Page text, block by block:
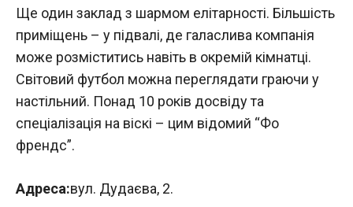
Ще один заклад з шармом елітарності. Більшість
приміщень – у підвалі, де галаслива компанія
може розміститись навіть в окремій кімнатці.
Світовий футбол можна переглядати граючи у
настільний. Понад 10 років досвіду та
спеціалізація на віскі – цим відомий “Фо
френдс”.
Адреса:вул. Дудаєва, 2.